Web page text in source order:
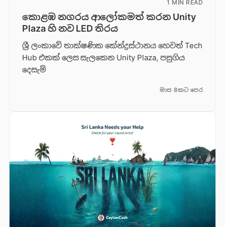
1 MIN READ
කොළඹ නගරය ආලෝකමත් කරන Unity
Plaza හි නව LED තිරය
ශ්‍රී ලංකාවේ තාක්ෂණික කේන්ද්‍රස්ථානය හෙවත් Tech
Hub එකක් ලෙස සැලකෙන Unity Plaza, පසුගිය
දෙසැම්
මාස 8කට පෙර